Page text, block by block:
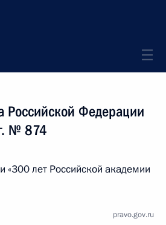
Российской Федерации
№ 874
лет Российской академии
pravo.gov.ru